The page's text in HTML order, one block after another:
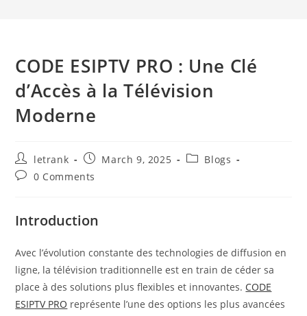
CODE ESIPTV PRO : Une Clé
d’Accès à la Télévision
Moderne
Post
author:
letrank
Post
published:
March 9, 2025
PostBlogs
Post0 Comments
Introduction
Avec l’évolution constante des technologies de diffusion en
ligne, la télévision traditionnelle est en train de céder sa
place à des solutions plus flexibles et innovantes. CODE
ESIPTV PRO représente l’une des options les plus avancées